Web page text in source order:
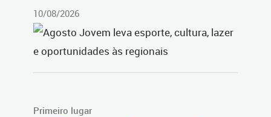
10/08/2026
Primeiro lugar